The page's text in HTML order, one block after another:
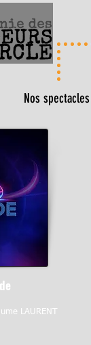
Nos spectacles
LAURENT